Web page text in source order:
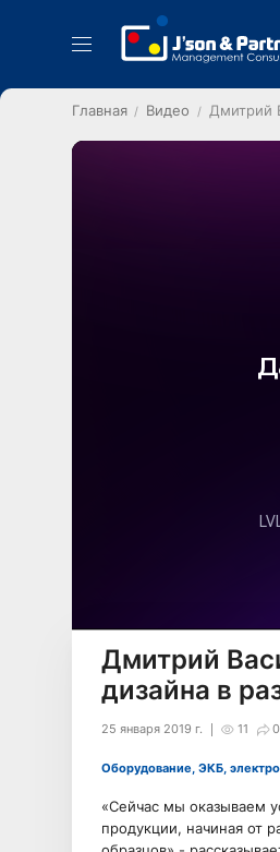
Главная Видео Дмитрий
Дмитрий
дизайна в
11 0
25 января 2019 г.
Оборудование, ЭКБ,
«Сейчас мы оказываем
продукции, начиная от